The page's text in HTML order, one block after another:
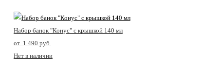
Набор банок "Конус" с крышкой 140 мл
от 1 490 pуб.
Нет в наличии